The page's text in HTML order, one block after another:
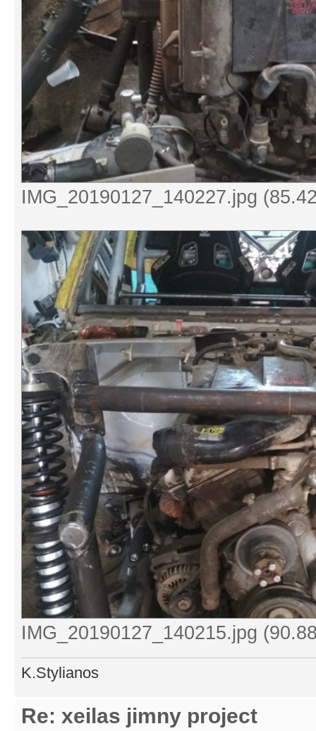
IMG_20190127_140227.jpg
IMG_20190127_140215.jpg
K.Stylianos
Re: xeilas jimny project